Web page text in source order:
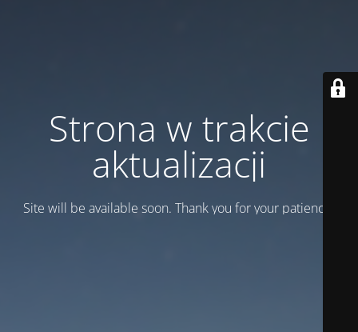
Strona w trakcie
aktualizacji
Site will be available soon. Thank you for your patience!